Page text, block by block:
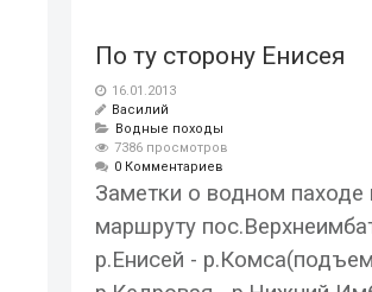
По ту сторону Енисея
16.01.2013
Василий
Водные походы
7386 просмотров
0 Комментариев
Заметки о водном паходе
маршруту
р.Енисей -